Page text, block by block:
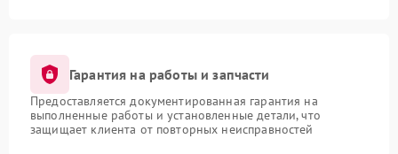
Гарантия на работы и запчасти
Предоставляется документированная гарантия на
выполненные работы и установленные детали, что
защищает клиента от повторных неисправностей